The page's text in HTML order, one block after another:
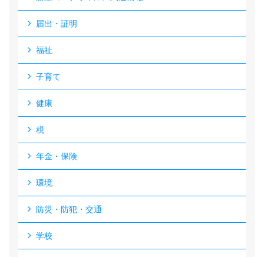
届出・証明
福祉
子育て
健康
税
年金・保険
環境
防災・防犯・交通
学校